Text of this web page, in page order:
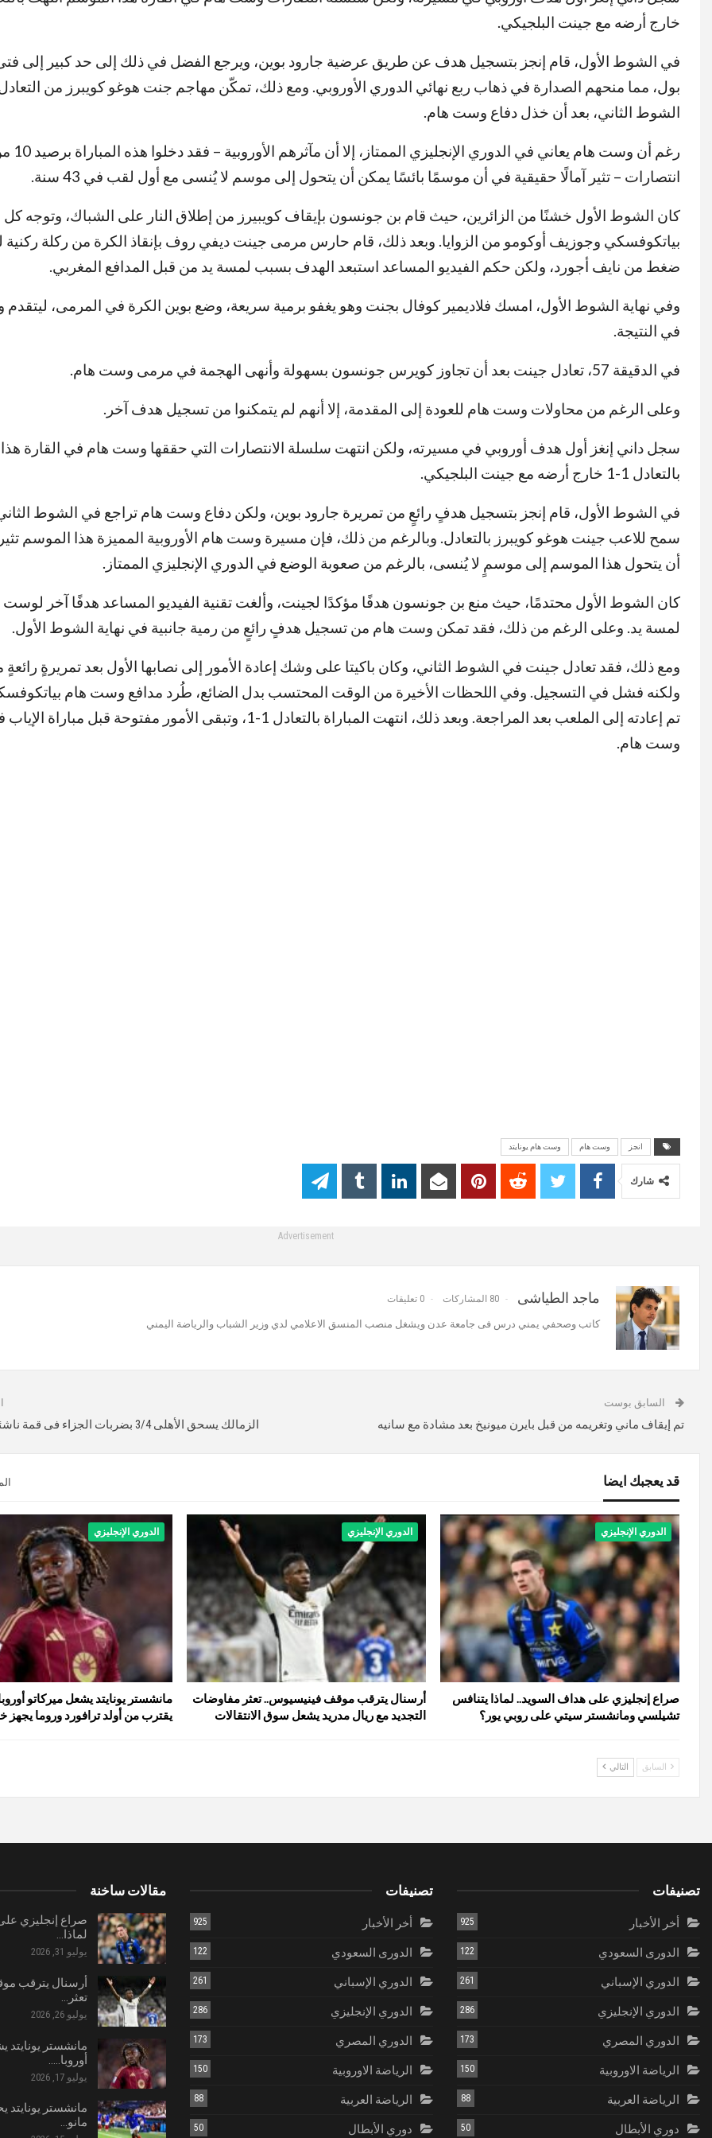
خارج أرضه مع جينت البلجيكي.
في الشوط الأول، قام إنجز بتسجيل هدف عن طريق عرضية جارود بوين، ويرجع الفضل في ذلك إلى حد كبير إلى
بول، مما منحهم الصدارة في ذهاب ربع نهائي الدوري الأوروبي. ومع ذلك، تمكّن مهاجم جنت هوغو كويبرز من
الشوط الثاني، بعد أن خذل دفاع وست هام.
انتصارات – تثير آمالًا حقيقية في أن موسمًا بائسًا يمكن أن يتحول إلى موسم لا يُنسى مع أول لقب في 43 سنة.
كان الشوط الأول خشنًا من الزائرين، حيث قام بن جونسون بإيقاف كويبيرز من إطلاق النار على الشباك، وتوجه
بياتكوفسكي وجوزيف أوكومو من الزوايا. وبعد ذلك، قام حارس مرمى جينت ديفي روف بإنقاذ الكرة من ركلة ركنية
ضغط من نايف أجورد، ولكن حكم الفيديو المساعد استبعد الهدف بسبب لمسة يد من قبل المدافع المغربي.
وفي نهاية الشوط الأول، امسك فلاديمير كوفال بجنت وهو يغفو برمية سريعة، وضع بوين الكرة في المرمى،
في النتيجة.
في الدقيقة 57، تعادل جينت بعد أن تجاوز كويرس جونسون بسهولة وأنهى الهجمة في مرمى وست هام.
وعلى الرغم من محاولات وست هام للعودة إلى المقدمة، إلا أنهم لم يتمكنوا من تسجيل هدف آخر.
سجل داني إنغز أول هدف أوروبي في مسيرته، ولكن انتهت سلسلة الانتصارات التي حققها وست هام في القارة
بالتعادل 1-1 خارج أرضه مع جينت البلجيكي.
في الشوط الأول، قام إنجز بتسجيل هدفٍ رائعٍ من تمريرة جارود بوين، ولكن دفاع وست هام تراجع في الشوط
سمح للاعب جينت هوغو كويبرز بالتعادل. وبالرغم من ذلك، فإن مسيرة وست هام الأوروبية المميزة هذا الموسم
أن يتحول هذا الموسم إلى موسمٍ لا يُنسى، بالرغم من صعوبة الوضع في الدوري الإنجليزي الممتاز.
كان الشوط الأول محتدمًا، حيث منع بن جونسون هدفًا مؤكدًا لجينت، وألغت تقنية الفيديو المساعد هدفًا آخر
لمسة يد. وعلى الرغم من ذلك، فقد تمكن وست هام من تسجيل هدفٍ رائعٍ من رمية جانبية في نهاية الشوط الأول.
ومع ذلك، فقد تعادل جينت في الشوط الثاني، وكان باكيتا على وشك إعادة الأمور إلى نصابها الأول بعد تمريرةٍ رائعةٍ
ولكنه فشل في التسجيل. وفي اللحظات الأخيرة من الوقت المحتسب بدل الضائع، طُرد مدافع وست هام
تم إعادته إلى الملعب بعد المراجعة. وبعد ذلك، انتهت المباراة بالتعادل 1-1، وتبقى الأمور مفتوحة قبل
وست هام.
انجز وست هام وست هام يونايتد
شارك
Advertisement
ماجد الطياشى 80 المشاركات 0 تعليقات
كاتب وصحفي يمني درس فى جامعة عدن ويشغل منصب المنسق الاعلامي لدي وزير الشباب والرياضة اليمني
السابق بوست
تم إيقاف ماني وتغريمه من قبل بايرن ميونيخ بعد مشادة مع سانيه الزمالك يسحق الأهلى 3/4 بضربات الجزاء فى قمة ناشئين مواليد 2012
قد يعجبك ايضا
الدوري الإنجليزي
صراع إنجليزي على هداف السويد.. لماذا يتنافس
تشيلسي ومانشستر سيتي على روبي يور؟
الدوري الإنجليزي
أرسنال يترقب موقف فينيسيوس.. تعثر مفاوضات
التجديد مع ريال مدريد يشعل سوق الانتقالات
الدوري الإنجليزي
مانشستر يونايتد يشعل ميركاتو
يقترب من أولد ترافورد وروما
السابق التالي
تصنيفات
أخر الأخبار 925
الدورى السعودي 122
الدوري الإسباني 261
الدوري الإنجليزي 286
الدوري المصري 173
الرياضة الاوروبية 150
الرياضة العربية 88
دوري الأبطال 50
تصنيفات
أخر الأخبار 925
الدورى السعودي 122
الدوري الإسباني 261
الدوري الإنجليزي 286
الدوري المصري 173
الرياضة الاوروبية 150
الرياضة العربية 88
دوري الأبطال 50
مقالات ساخنة
صراع إنجليزي
لماذا…
يوليو 31, 2026
أرسنال يترقب
تعثر…
يوليو 26, 2026
مانشستر يونايتد
أوروبا..…
يوليو 17, 2026
مانشستر يونايتد
مانو…